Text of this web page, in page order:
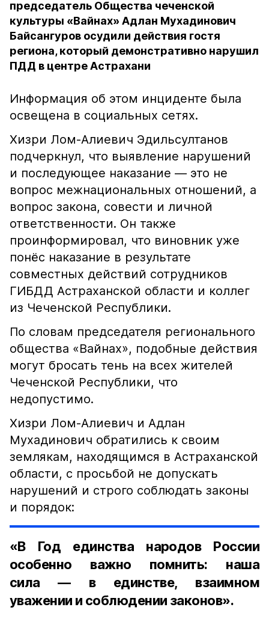
председатель Общества чеченской
культуры «Вайнах» Адлан Мухадинович
Байсангуров осудили действия гостя
региона, который демонстративно нарушил
ПДД в центре Астрахани
Информация об этом инциденте была
освещена в социальных сетях.
Хизри Лом-Алиевич Эдильсултанов
подчеркнул, что выявление нарушений
и последующее наказание — это не
вопрос межнациональных отношений, а
вопрос закона, совести и личной
ответственности. Он также
проинформировал, что виновник уже
понёс наказание в результате
совместных действий сотрудников
ГИБДД Астраханской области и коллег
из Чеченской Республики.
По словам председателя регионального
общества «Вайнах», подобные действия
могут бросать тень на всех жителей
Чеченской Республики, что
недопустимо.
Хизри Лом-Алиевич и Адлан
Мухадинович обратились к своим
землякам, находящимся в Астраханской
области, с просьбой не допускать
нарушений и строго соблюдать законы
и порядок:
«В Год единства народов России
особенно важно помнить: наша
сила — в единстве, взаимном
уважении и соблюдении законов».